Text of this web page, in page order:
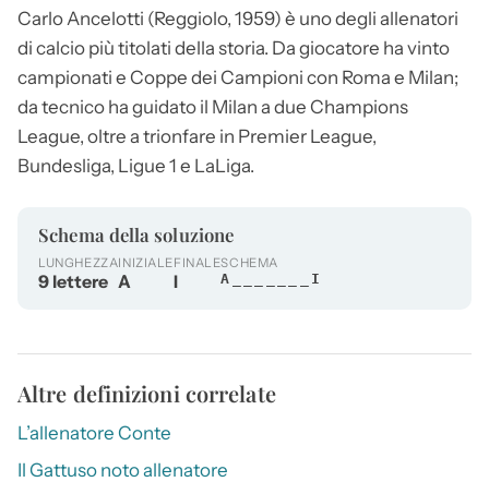
Carlo Ancelotti (Reggiolo, 1959) è uno degli allenatori
di calcio più titolati della storia. Da giocatore ha vinto
campionati e Coppe dei Campioni con Roma e Milan;
da tecnico ha guidato il Milan a due Champions
League, oltre a trionfare in Premier League,
Bundesliga, Ligue 1 e LaLiga.
Schema della soluzione
LUNGHEZZA
9 lettere
INIZIALE
A
FINALE
I
SCHEMA
A_______I
Altre definizioni correlate
L’allenatore Conte
Il Gattuso noto allenatore